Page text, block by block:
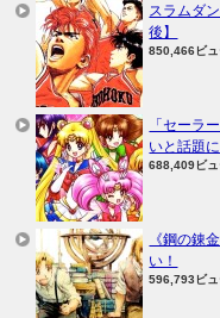
スラムダ
後】
850,466ビ
「セーラ
いと話題に
688,409ビ
《鋼の錬
い！
596,793ビ